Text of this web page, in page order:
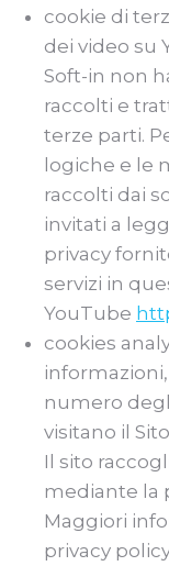
cookie di
dei video su
Soft-in non
raccolti e
terze parti.
logiche e le
raccolti dai
invitati a
privacy
servizi in
YouTube
cookies
numero
visitano il
Il sito
mediante la
Maggiori
privacy